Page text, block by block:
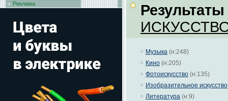
Реклама
Музыка (н:248)
Кино (н:205)
Фотоискусство (н:135)
Изобразительное искусство
Литература (н:9)